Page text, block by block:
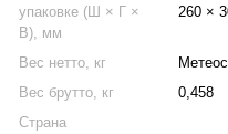
упаковке (Ш × Г ×
В), мм
260 ×
Вес нетто, кг
Вес брутто, кг
0,458
Страна